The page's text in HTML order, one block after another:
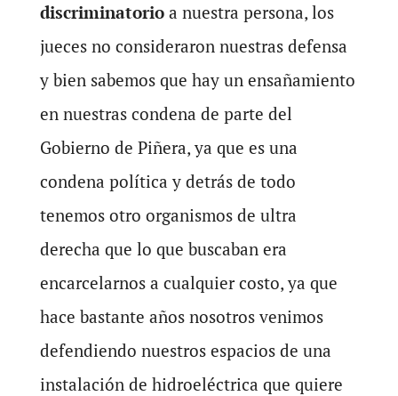
discriminatorioa nuestra persona, los
jueces no consideraron nuestras defensa
y bien sabemos que hay un ensañamiento
en nuestras condena de parte del
Gobierno de Piñera, ya que es una
condena política y detrás de todo
tenemos otro organismos de ultra
derecha que lo que buscaban era
encarcelarnos a cualquier costo, ya que
hace bastante años nosotros venimos
defendiendo nuestros espacios de una
instalación de hidroeléctrica que quiere